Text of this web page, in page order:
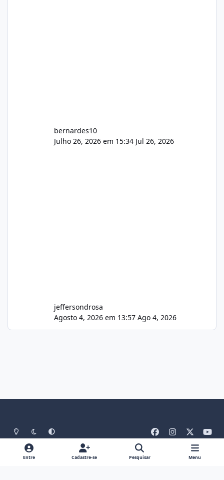
bernardes10
Julho 26, 2026 em 15:34 Jul 26, 2026
jeffersondrosa
Agosto 4, 2026 em 13:57 Ago 4, 2026
Light ModeDark ModeSystem Preference
a
n
o
u
Idiomas Tema Política De Privacidade
Contato
Entre Cadastre-se Pesquisar Menu